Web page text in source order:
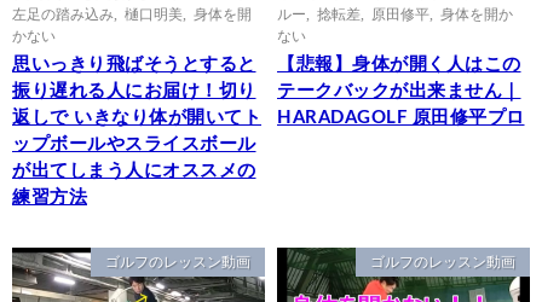
左足の踏み込み
樋口明美
身体を開
かない
思いっきり飛ばそうとすると
振り遅れる人にお届け！切り
返しで いきなり体が開いてト
ップボールやスライスボール
が出てしまう人にオススメの
練習方法
ルー
捻転差 原田修平
身体を開か
ない
【悲報】身体が開く人はこの
テークバックが出来ません｜
HARADAGOLF 原田修平プロ
ゴルフのレッスン動画 ゴルフのレッスン動画